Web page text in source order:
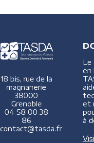
18 bis, rue de la
magnanerie
38000
Grenoble
04 58 00 38
86
contact@tasda.fr
Le
en
et
à